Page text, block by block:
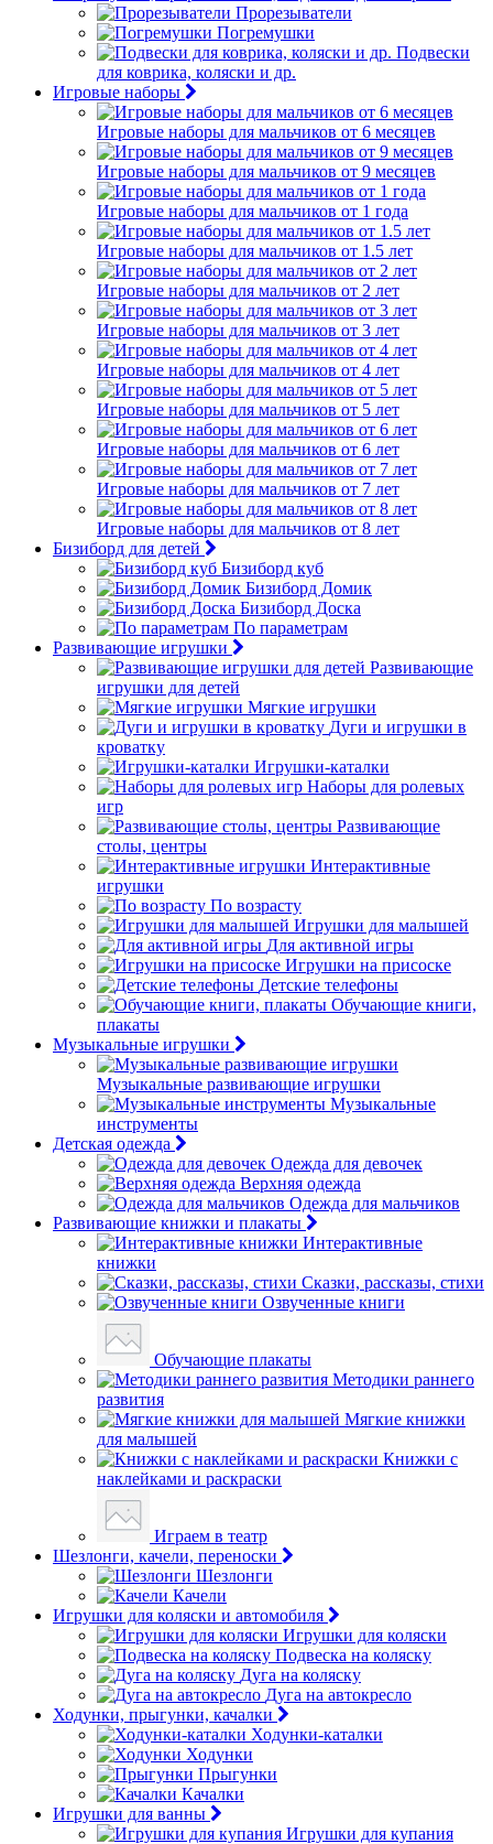
Прорезыватели
Погремушки
Подвески
для коврика, коляски и др.
Игровые наборы
Игровые наборы для мальчиков от 6 месяцев
Игровые наборы для мальчиков от 9 месяцев
Игровые наборы для мальчиков от 1 года
Игровые наборы для мальчиков от 1.5 лет
Игровые наборы для мальчиков от 2 лет
Игровые наборы для мальчиков от 3 лет
Игровые наборы для мальчиков от 4 лет
Игровые наборы для мальчиков от 5 лет
Игровые наборы для мальчиков от 6 лет
Игровые наборы для мальчиков от 7 лет
Игровые наборы для мальчиков от 8 лет
Бизиборд для детей
Бизиборд куб
Бизиборд Домик
Бизиборд Доска
По параметрам
Развивающие игрушки
Развивающие
игрушки для детей
Мягкие игрушки
Дуги и игрушки в
кроватку
Игрушки-каталки
Наборы для ролевых
игр
Развивающие
столы, центры
Интерактивные
игрушки
По возрасту
Игрушки для малышей
Для активной игры
Игрушки на присоске
Детские телефоны
Обучающие книги,
плакаты
Музыкальные игрушки
Музыкальные развивающие игрушки
Музыкальные
инструменты
Детская одежда
Одежда для девочек
Верхняя одежда
Одежда для мальчиков
Развивающие книжки и плакаты
Интерактивные
книжки
Сказки, рассказы, стихи
Озвученные книги
Обучающие плакаты
Методики раннего
развития
Мягкие книжки
для малышей
Книжки с
наклейками и раскраски
Играем в театр
Шезлонги, качели, переноски
Шезлонги
Качели
Игрушки для коляски и автомобиля
Игрушки для коляски
Подвеска на коляску
Дуга на коляску
Дуга на автокресло
Ходунки, прыгунки, качалки
Ходунки-каталки
Ходунки
Прыгунки
Качалки
Игрушки для ванны
Игрушки для купания